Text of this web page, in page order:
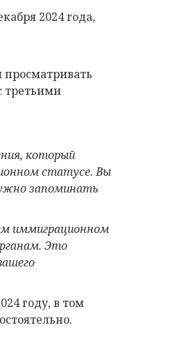
2024 года,
просматривать
третьими
который
статусе. Вы
запоминать
иммиграционном
Это
году, в том